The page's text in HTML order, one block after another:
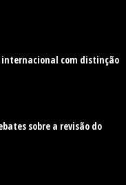
com distinção
sobre a revisão do